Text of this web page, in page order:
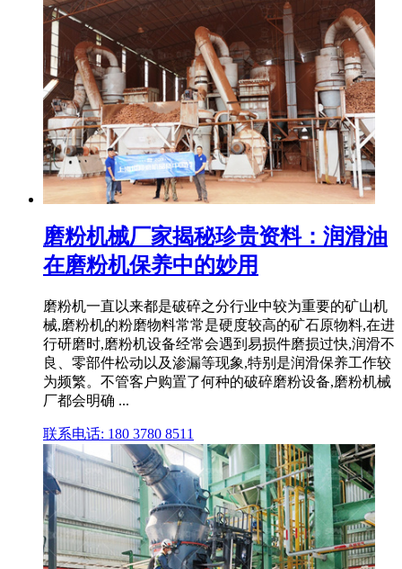
磨粉机械厂家揭秘珍贵资料：润滑油
在磨粉机保养中的妙用
磨粉机一直以来都是破碎之分行业中较为重要的矿山机
械,磨粉机的粉磨物料常常是硬度较高的矿石原物料,在进
行研磨时,磨粉机设备经常会遇到易损件磨损过快,润滑不
良、零部件松动以及渗漏等现象,特别是润滑保养工作较
为频繁。不管客户购置了何种的破碎磨粉设备,磨粉机械
厂都会明确 ...
联系电话: 180 3780 8511